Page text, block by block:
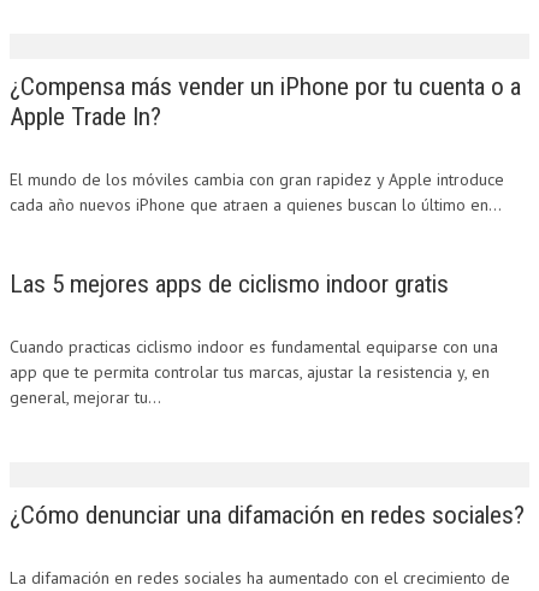
¿Compensa más vender un iPhone por tu cuenta o a
Apple Trade In?
El mundo de los móviles cambia con gran rapidez y Apple introduce
cada año nuevos iPhone que atraen a quienes buscan lo último en...
Las 5 mejores apps de ciclismo indoor gratis
Cuando practicas ciclismo indoor es fundamental equiparse con una
app que te permita controlar tus marcas, ajustar la resistencia y, en
general, mejorar tu...
¿Cómo denunciar una difamación en redes sociales?
La difamación en redes sociales ha aumentado con el crecimiento de